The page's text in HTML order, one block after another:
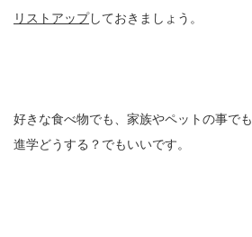
リストアップしておきましょう。
好きな食べ物でも、家族やペットの事でも
進学どうする？でもいいです。